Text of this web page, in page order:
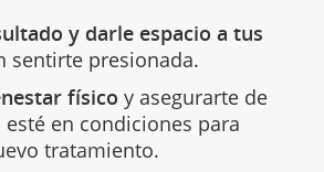
y darle espacio a tus
sentirte presionada.
físico y asegurarte de
en condiciones para
tratamiento.